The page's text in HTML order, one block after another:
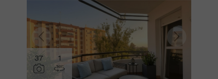
37 1